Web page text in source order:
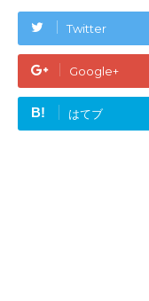
Twitter
Google+
B! はてブ